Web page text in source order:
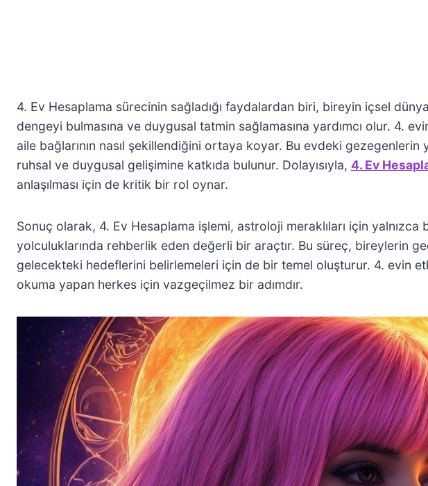
4. Ev Hesaplama sürecinin sağladığı faydalardan biri, bireyin içsel
dengeyi bulmasına ve duygusal tatmin sağlamasına yardımcı olur. 4.
aile bağlarının nasıl şekillendiğini ortaya koyar. Bu evdeki
ruhsal ve duygusal gelişimine katkıda bulunur. Dolayısıyla, 4. Ev
anlaşılması için de kritik bir rol oynar.
Sonuç olarak, 4. Ev Hesaplama işlemi, astroloji meraklıları için
yolculuklarında rehberlik eden değerli bir araçtır. Bu süreç, bireylerin
gelecekteki hedeflerini belirlemeleri için de bir temel oluşturur. 4. evin
okuma yapan herkes için vazgeçilmez bir adımdır.